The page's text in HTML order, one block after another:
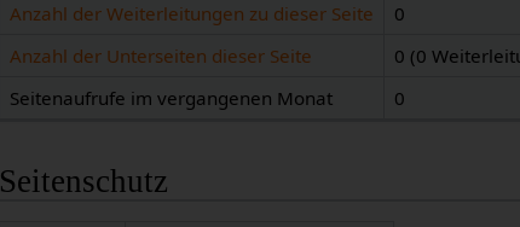
Anzahl der Weiterleitungen zu dieser Seite
0
Anzahl der Unterseiten dieser Seite
0 (0
Seitenaufrufe im vergangenen Monat
0
Seitenschutz